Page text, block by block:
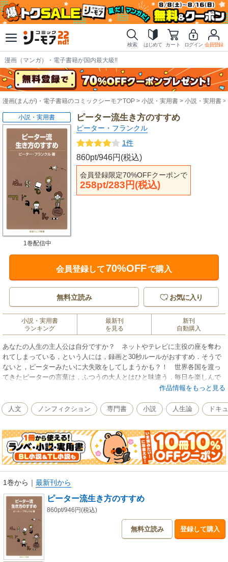
検索 はじめて カート ログイン 会員登録
漫画（マンガ）・電子書籍が国内最大級!!
漫画(まんが)・電子書籍のコミックシーモアTOP 小説・実用書 小説・実用書
ピーター流生き方のすすめ
ピーター・フランクル
1件
860pt/946円(税込)
会員登録限定70%OFFクーポンで
258pt/283円(税込)
小説・実用書
1巻配信中
会員登録して70%OFFで購入
無料立読み お気に入り
小説・実用書
ランキング
最新刊
を見る
新刊
自動購入
あなたの人生の主人公は自分ですか？ ネットやテレビに主役の座を奪わ
れてしまっている，という人には，録画と30秒ルールがおすすめ．そうで
ないと，ピーターみたいに大失敗をしてしまうかも？！ 世界各国を渡っ
てきたピーターの言葉は，ふつうの大人とはひと味違う．毎日を楽しんで
作品情報をもっと見る
人文 ノンフィクション 専門書 小説 人生論 ドキ
1巻から ｜ 最新刊から
ピーター流生き方のすすめ
860pt/946円(税込)
無料立読み 登録して購入